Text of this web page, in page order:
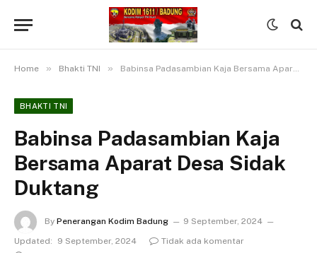
Home » Bhakti TNI » Babinsa Padasambian Kaja Bersama Aparat Desa Sidak Duktang
BHAKTI TNI
Babinsa Padasambian Kaja
Bersama Aparat Desa Sidak
Duktang
By Penerangan Kodim Badung
9 September, 2024
Updated:
9 September, 2024
Tidak ada komentar